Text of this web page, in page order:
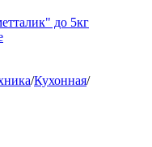
до 5кг
/Кухонная/